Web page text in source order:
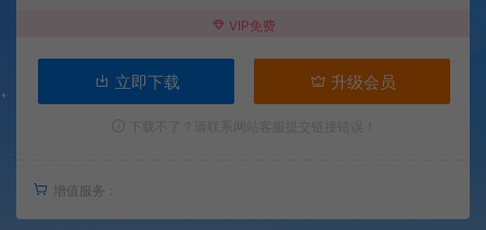
VIP免费
立即下载 升级会员
增值服务：